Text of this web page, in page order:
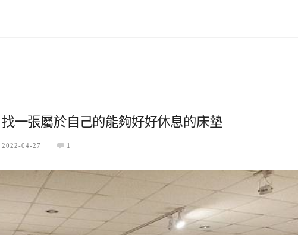
一張屬於自己的能夠好好休息的床墊
2022-04-27 1